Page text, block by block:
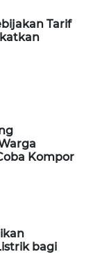
Tarif
Kompor
bagi